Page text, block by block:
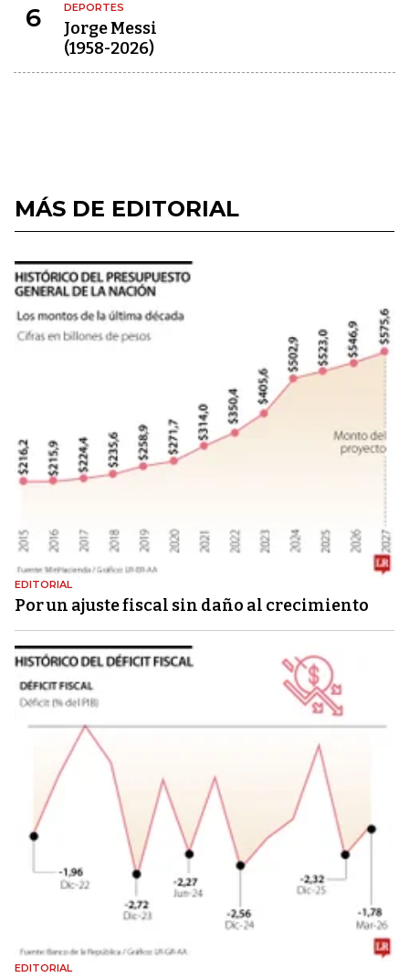
6 DEPORTES
Jorge Messi
(1958-2026)
MÁS DE EDITORIAL
EDITORIAL
Por un ajuste fiscal sin daño al crecimiento
EDITORIAL